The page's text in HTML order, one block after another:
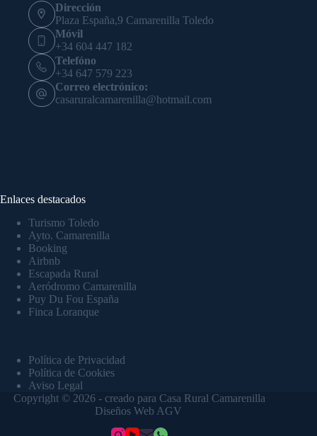
Dirección
Plaza España,9 Camarenilla Toledo
Móvil
+34 604 447 182
Telefóno
+34 647 579 223
Correo electrónico:
casaruralcamarenilla@hotmail.com
Enlaces destacados
Turismo Toledo
Ayto. Camarenilla
Booking
Airbnb
Escapada Rural
Aeródromo Camarenilla
Puy Du Fou España
Finca Loranque
Política de Privacidad
Política de Cookies
Aviso Legal
Copyright © 2026 - creado para Casa Rural Camarenilla
Diseños Web AGV